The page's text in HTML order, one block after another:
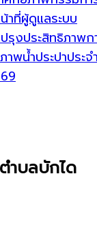
าที่ผู้ดูแลระบบ
รุงประสิทธิภาพก
พน้ำประปาประจ
ำบลบักได